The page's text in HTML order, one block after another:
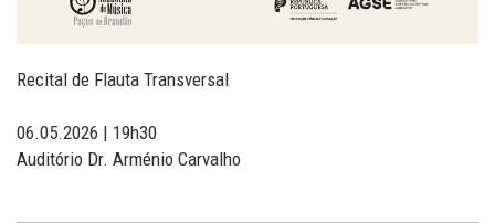
Recital de Flauta Transversal
06.05.2026 | 19h30
Auditório Dr. Arménio Carvalho